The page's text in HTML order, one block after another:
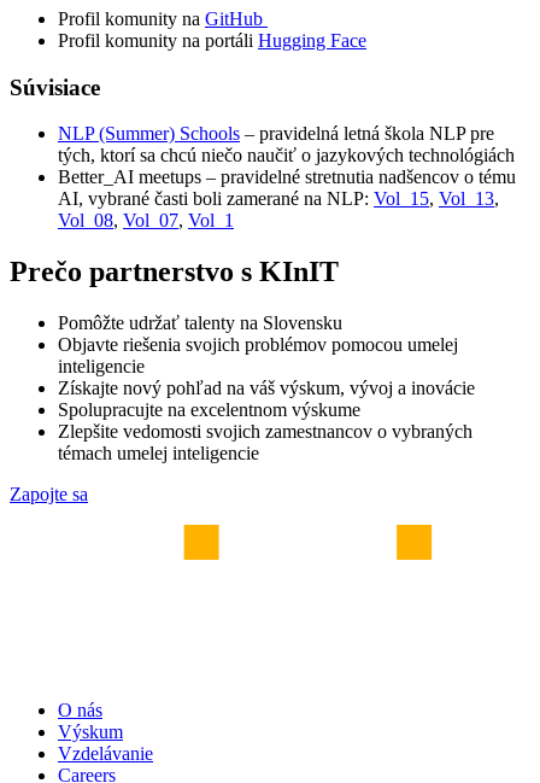
Profil komunity na GitHub
Profil komunity na portáli Hugging Face
Súvisiace
NLP (Summer) Schools – pravidelná letná škola NLP pre
tých, ktorí sa chcú niečo naučiť o jazykových technológiách
Better_AI meetups – pravidelné stretnutia nadšencov o tému
AI, vybrané časti boli zamerané na NLP: Vol_15, Vol_13,
Vol_08, Vol_07, Vol_1
Prečo partnerstvo s KInIT
Pomôžte udržať talenty na Slovensku
Objavte riešenia svojich problémov pomocou umelej
inteligencie
Získajte nový pohľad na váš výskum, vývoj a inovácie
Spolupracujte na excelentnom výskume
Zlepšite vedomosti svojich zamestnancov o vybraných
témach umelej inteligencie
Zapojte sa
O nás
Výskum
Vzdelávanie
Careers